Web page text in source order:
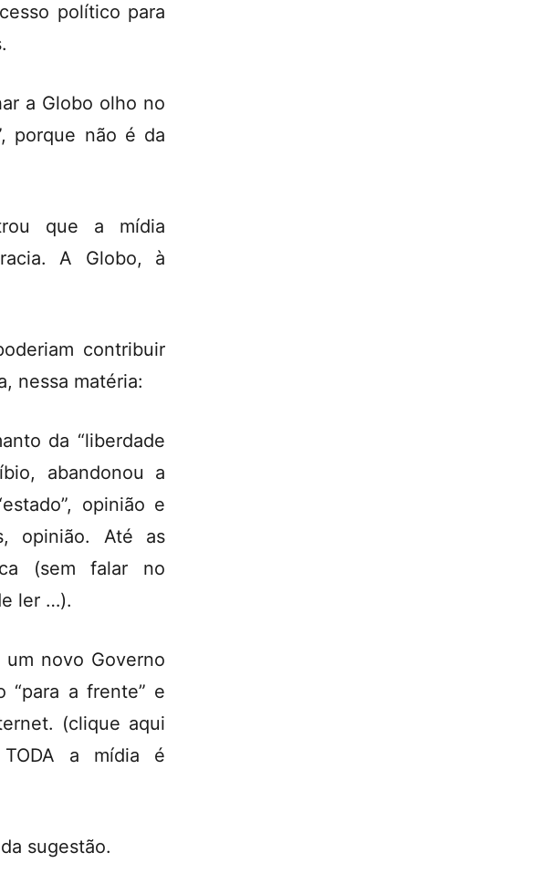
político para
a Globo olho no
porque não é da
que a mídia
A Globo, à
contribuir
nessa matéria:
da “liberdade
abandonou a
opinião e
opinião. Até as
(sem falar no
ler …).
novo Governo
“para a frente” e
(clique aqui
a mídia é
sugestão.